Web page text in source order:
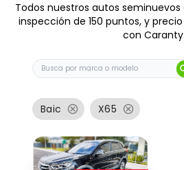
Todos nuestros autos
inspección de 150 puntos, y
con Caranty.
Buscar auto por marca o
Baic cancel X65 cancel